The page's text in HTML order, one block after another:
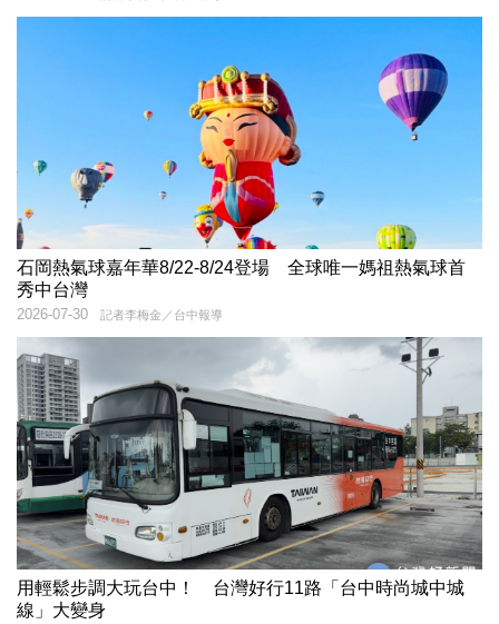
石岡熱氣球嘉年華8/22-8/24登場 全球唯一媽祖熱氣球首
秀中台灣
記者李梅金／台中報導
2026-07-30
用輕鬆步調大玩台中！ 台灣好行11路「台中時尚城中城
線」大變身